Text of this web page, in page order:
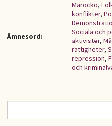
Ämnesord:
Marocko,
konflikter,
Sociala och
aktivister,
rättigheter,
repression,
och
SÖKFORMULÄR